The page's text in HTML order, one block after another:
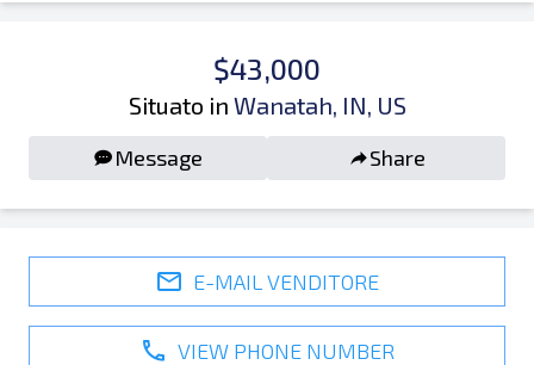
$43,000
Situato in Wanatah, IN, US
Message Share
E-MAIL VENDITORE
VIEW PHONE NUMBER